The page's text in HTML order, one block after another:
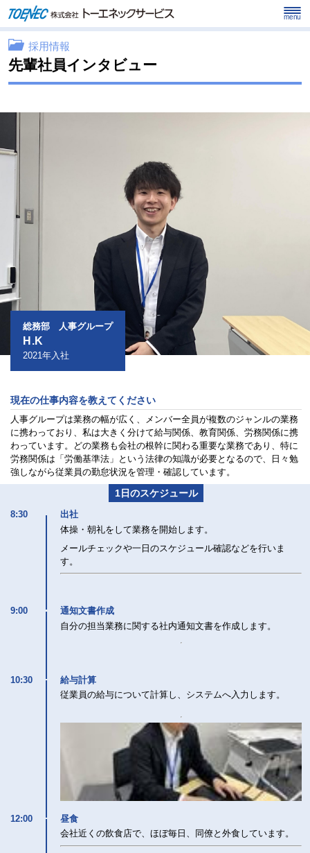
menu
採用情報
先輩社員インタビュー
総務部 人事グループ
H.K
2021年入社
現在の仕事内容を教えてください
人事グループは業務の幅が広く、メンバー全員が複数のジャンルの業務
に携わっており、私は大きく分けて給与関係、教育関係、労務関係に携
わっています。どの業務も会社の根幹に関わる重要な業務であり、特に
労務関係は「労働基準法」という法律の知識が必要となるので、日々勉
強しながら従業員の勤怠状況を管理・確認しています。
1日のスケジュール
8:30
出社
体操・朝礼をして業務を開始します。
メールチェックや一日のスケジュール確認などを行いま
す。
9:00
通知文書作成
自分の担当業務に関する社内通知文書を作成します。
10:30
給与計算
従業員の給与について計算し、システムへ入力します。
12:00
昼食
会社近くの飲食店で、ほぼ毎日、同僚と外食しています。